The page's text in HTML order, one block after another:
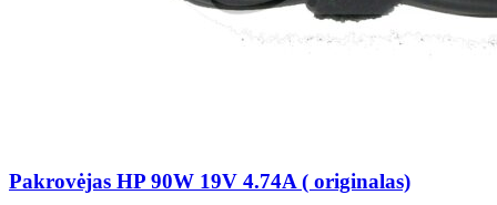
Pakrovėjas HP 90W 19V 4.74A ( originalas)